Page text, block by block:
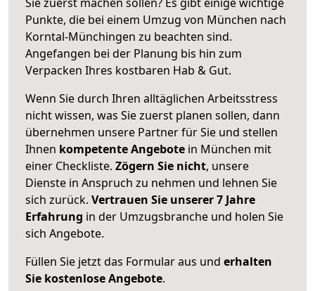
Punkte, die bei einem Umzug von München nach
Korntal-Münchingen zu beachten sind.
Angefangen bei der Planung bis hin zum
Verpacken Ihres kostbaren Hab & Gut.
Wenn Sie durch Ihren alltäglichen Arbeitsstress
nicht wissen, was Sie zuerst planen sollen, dann
übernehmen unsere Partner für Sie und stellen
Ihnen kompetente Angebote in München mit
einer Checkliste. Zögern Sie nicht, unsere
Dienste in Anspruch zu nehmen und lehnen Sie
sich zurück. Vertrauen Sie unserer 7 Jahre
Erfahrung in der Umzugsbranche und holen Sie
sich Angebote.
Füllen Sie jetzt das Formular aus und erhalten
Sie kostenlose Angebote.